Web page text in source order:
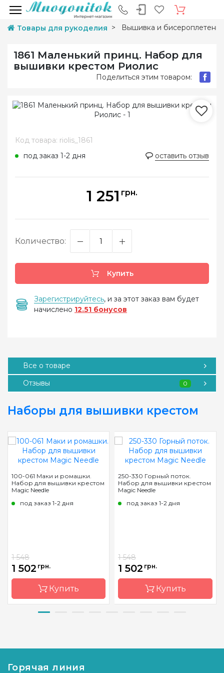
Товары для рукоделия Вышивка и
1861 Маленький принц. Набор для
вышивки крестом Риолис
Поделиться этим товаром:
Код товара: riolis_1861
под заказ 1-2 дня
оставить отзыв
1 251 грн.
Количество:
Купить
Зарегистрируйтесь, и за этот заказ вам будет
начислено 12.51 бонусов
Все о товаре
Отзывы
0
Наборы для вышивки крестом
100-061 Маки и ромашки.
Набор для вышивки крестом
Magic Needle
под заказ 1-2 дня
1 548
1 502 грн.
Купить
производитель
250-330 Горный поток.
Набор для вышивки крестом
Magic Needle
под заказ 1-2 дня
1 548
1 502 грн.
Купить
Горячая линия